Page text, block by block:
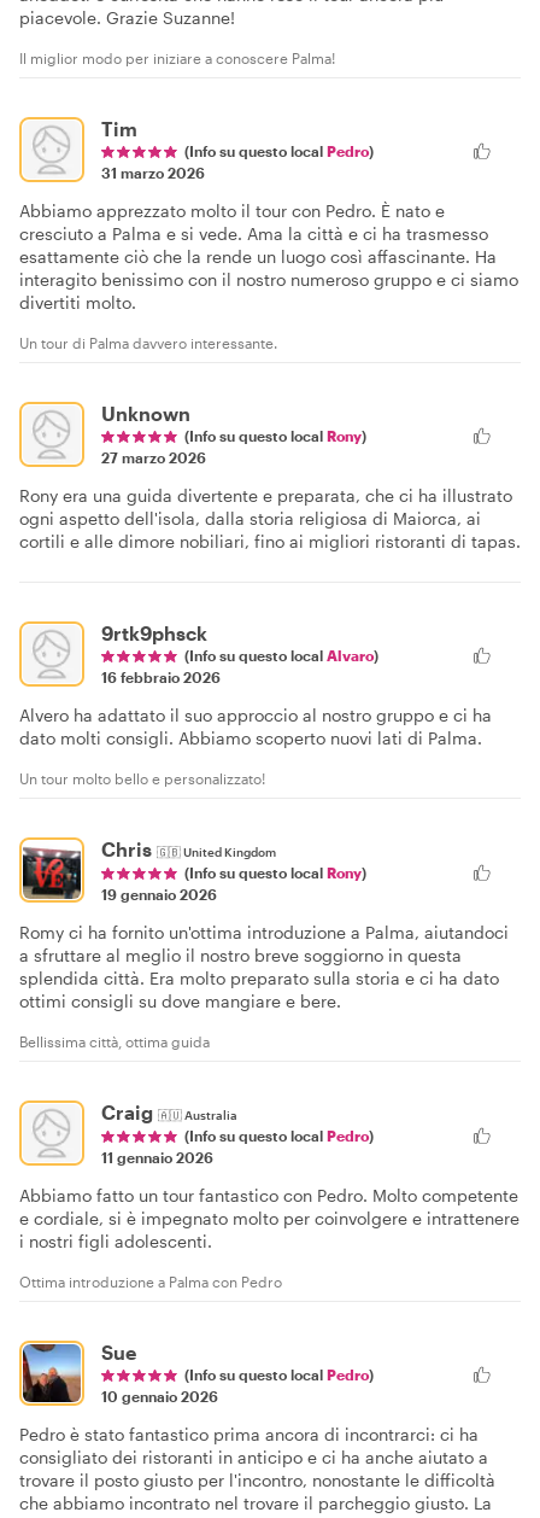
piacevole. Grazie Suzanne!
Il miglior modo per iniziare a conoscere Palma!
Tim
(Info su questo local Pedro)
31 marzo 2026
Abbiamo apprezzato molto il tour con Pedro. È nato e
cresciuto a Palma e si vede. Ama la città e ci ha trasmesso
esattamente ciò che la rende un luogo così affascinante. Ha
interagito benissimo con il nostro numeroso gruppo e ci siamo
divertiti molto.
Un tour di Palma davvero interessante.
Unknown
(Info su questo local Rony)
27 marzo 2026
Rony era una guida divertente e preparata, che ci ha illustrato
ogni aspetto dell'isola, dalla storia religiosa di Maiorca, ai
cortili e alle dimore nobiliari, fino ai migliori ristoranti di tapas.
9rtk9phsck
(Info su questo local Alvaro)
16 febbraio 2026
Alvero ha adattato il suo approccio al nostro gruppo e ci ha
dato molti consigli. Abbiamo scoperto nuovi lati di Palma.
Un tour molto bello e personalizzato!
Chris 🇬🇧United Kingdom
(Info su questo local Rony)
19 gennaio 2026
Romy ci ha fornito un'ottima introduzione a Palma, aiutandoci
a sfruttare al meglio il nostro breve soggiorno in questa
splendida città. Era molto preparato sulla storia e ci ha dato
ottimi consigli su dove mangiare e bere.
Bellissima città, ottima guida
Craig 🇦🇺Australia
(Info su questo local Pedro)
11 gennaio 2026
Abbiamo fatto un tour fantastico con Pedro. Molto competente
e cordiale, si è impegnato molto per coinvolgere e intrattenere
i nostri figli adolescenti.
Ottima introduzione a Palma con Pedro
Sue
(Info su questo local Pedro)
10 gennaio 2026
Pedro è stato fantastico prima ancora di incontrarci: ci ha
consigliato dei ristoranti in anticipo e ci ha anche aiutato a
trovare il posto giusto per l'incontro, nonostante le difficoltà
che abbiamo incontrato nel trovare il parcheggio giusto. La